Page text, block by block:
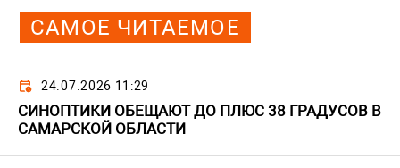
САМОЕ ЧИТАЕМОЕ
24.07.2026 11:29
СИНОПТИКИ ОБЕЩАЮТ ДО ПЛЮС 38 ГРАДУСОВ В
САМАРСКОЙ ОБЛАСТИ